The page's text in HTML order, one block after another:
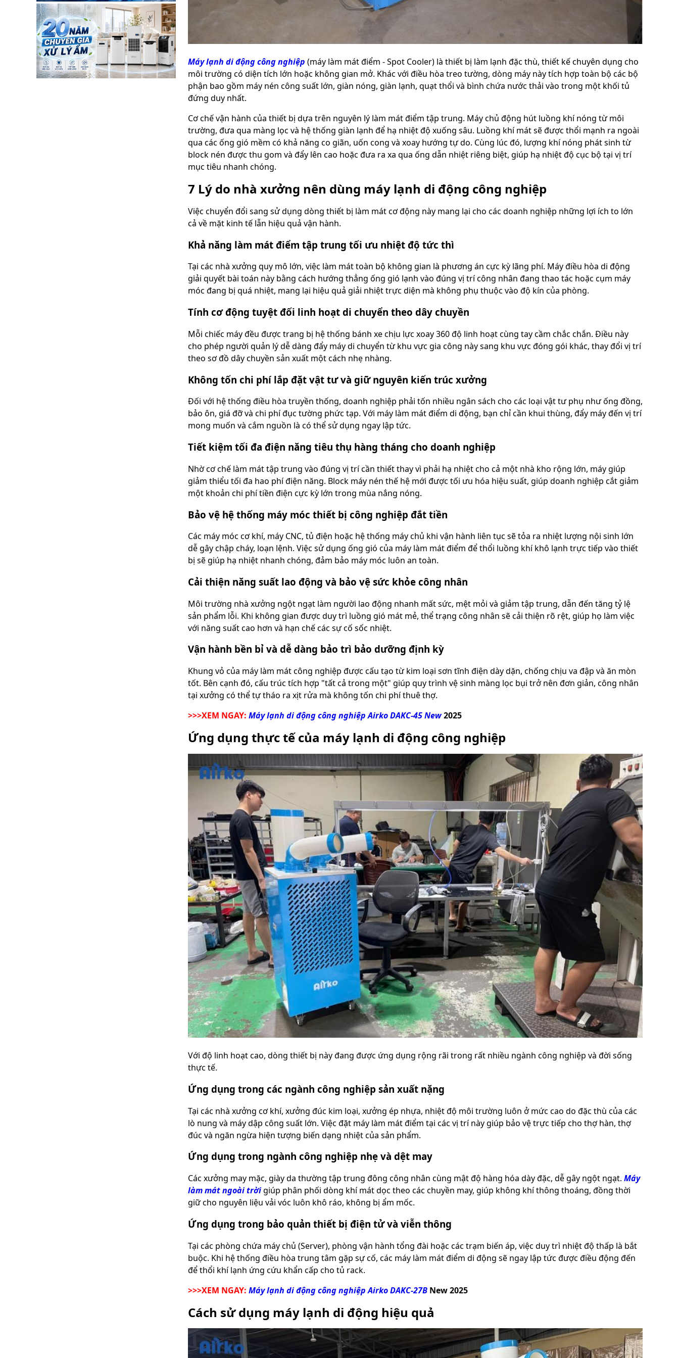
Máy lạnh di động công nghiệp (máy làm mát điểm - Spot Cooler) là thiết bị làm lạnh đặc thù, thiết kế chuyên dụng cho
môi trường có diện tích lớn hoặc không gian mở. Khác với điều hòa treo tường, dòng máy này tích hợp toàn bộ các bộ
phận bao gồm máy nén công suất lớn, giàn nóng, giàn lạnh, quạt thổi và bình chứa nước thải vào trong một khối tủ
đứng duy nhất.
Cơ chế vận hành của thiết bị dựa trên nguyên lý làm mát điểm tập trung. Máy chủ động hút luồng khí nóng từ môi
trường, đưa qua màng lọc và hệ thống giàn lạnh để hạ nhiệt độ xuống sâu. Luồng khí mát sẽ được thổi mạnh ra ngoài
qua các ống gió mềm có khả năng co giãn, uốn cong và xoay hướng tự do. Cùng lúc đó, lượng khí nóng phát sinh từ
block nén được thu gom và đẩy lên cao hoặc đưa ra xa qua ống dẫn nhiệt riêng biệt, giúp hạ nhiệt độ cục bộ tại vị trí
mục tiêu nhanh chóng.
7 Lý do nhà xưởng nên dùng máy lạnh di động công nghiệp
Việc chuyển đổi sang sử dụng dòng thiết bị làm mát cơ động này mang lại cho các doanh nghiệp những lợi ích to lớn
cả về mặt kinh tế lẫn hiệu quả vận hành.
Khả năng làm mát điểm tập trung tối ưu nhiệt độ tức thì
Tại các nhà xưởng quy mô lớn, việc làm mát toàn bộ không gian là phương án cực kỳ lãng phí. Máy điều hòa di động
giải quyết bài toán này bằng cách hướng thẳng ống gió lạnh vào đúng vị trí công nhân đang thao tác hoặc cụm máy
móc đang bị quá nhiệt, mang lại hiệu quả giải nhiệt trực diện mà không phụ thuộc vào độ kín của phòng.
Tính cơ động tuyệt đối linh hoạt di chuyển theo dây chuyền
Mỗi chiếc máy đều được trang bị hệ thống bánh xe chịu lực xoay 360 độ linh hoạt cùng tay cầm chắc chắn. Điều này
cho phép người quản lý dễ dàng đẩy máy di chuyển từ khu vực gia công này sang khu vực đóng gói khác, thay đổi vị trí
theo sơ đồ dây chuyền sản xuất một cách nhẹ nhàng.
Không tốn chi phí lắp đặt vật tư và giữ nguyên kiến trúc xưởng
Đối với hệ thống điều hòa truyền thống, doanh nghiệp phải tốn nhiều ngân sách cho các loại vật tư phụ như ống đồng,
bảo ôn, giá đỡ và chi phí đục tường phức tạp. Với máy làm mát điểm di động, bạn chỉ cần khui thùng, đẩy máy đến vị trí
mong muốn và cắm nguồn là có thể sử dụng ngay lập tức.
Tiết kiệm tối đa điện năng tiêu thụ hàng tháng cho doanh nghiệp
Nhờ cơ chế làm mát tập trung vào đúng vị trí cần thiết thay vì phải hạ nhiệt cho cả một nhà kho rộng lớn, máy giúp
giảm thiểu tối đa hao phí điện năng. Block máy nén thế hệ mới được tối ưu hóa hiệu suất, giúp doanh nghiệp cắt giảm
một khoản chi phí tiền điện cực kỳ lớn trong mùa nắng nóng.
Bảo vệ hệ thống máy móc thiết bị công nghiệp đắt tiền
Các máy móc cơ khí, máy CNC, tủ điện hoặc hệ thống máy chủ khi vận hành liên tục sẽ tỏa ra nhiệt lượng nội sinh lớn
dễ gây chập cháy, loạn lệnh. Việc sử dụng ống gió của máy làm mát điểm để thổi luồng khí khô lạnh trực tiếp vào thiết
bị sẽ giúp hạ nhiệt nhanh chóng, đảm bảo máy móc luôn an toàn.
Cải thiện năng suất lao động và bảo vệ sức khỏe công nhân
Môi trường nhà xưởng ngột ngạt làm người lao động nhanh mất sức, mệt mỏi và giảm tập trung, dẫn đến tăng tỷ lệ
sản phẩm lỗi. Khi không gian được duy trì luồng gió mát mẻ, thể trạng công nhân sẽ cải thiện rõ rệt, giúp họ làm việc
với năng suất cao hơn và hạn chế các sự cố sốc nhiệt.
Vận hành bền bỉ và dễ dàng bảo trì bảo dưỡng định kỳ
Khung vỏ của máy làm mát công nghiệp được cấu tạo từ kim loại sơn tĩnh điện dày dặn, chống chịu va đập và ăn mòn
tốt. Bên cạnh đó, cấu trúc tích hợp "tất cả trong một" giúp quy trình vệ sinh màng lọc bụi trở nên đơn giản, công nhân
tại xưởng có thể tự tháo ra xịt rửa mà không tốn chi phí thuê thợ.
>>>XEM NGAY: Máy lạnh di động công nghiệp Airko DAKC-45 New2025
Ứng dụng thực tế của máy lạnh di động công nghiệp
Với độ linh hoạt cao, dòng thiết bị này đang được ứng dụng rộng rãi trong rất nhiều ngành công nghiệp và đời sống
thực tế.
Ứng dụng trong các ngành công nghiệp sản xuất nặng
Tại các nhà xưởng cơ khí, xưởng đúc kim loại, xưởng ép nhựa, nhiệt độ môi trường luôn ở mức cao do đặc thù của các
lò nung và máy dập công suất lớn. Việc đặt máy làm mát điểm tại các vị trí này giúp bảo vệ trực tiếp cho thợ hàn, thợ
đúc và ngăn ngừa hiện tượng biến dạng nhiệt của sản phẩm.
Ứng dụng trong ngành công nghiệp nhẹ và dệt may
Các xưởng may mặc, giày da thường tập trung đông công nhân cùng mật độ hàng hóa dày đặc, dễ gây ngột ngạt. Máy
làm mát ngoài trờigiúp phân phối dòng khí mát dọc theo các chuyền may, giúp không khí thông thoáng, đồng thời
giữ cho nguyên liệu vải vóc luôn khô ráo, không bị ẩm mốc.
Ứng dụng trong bảo quản thiết bị điện tử và viễn thông
Tại các phòng chứa máy chủ (Server), phòng vận hành tổng đài hoặc các trạm biến áp, việc duy trì nhiệt độ thấp là bắt
buộc. Khi hệ thống điều hòa trung tâm gặp sự cố, các máy làm mát điểm di động sẽ ngay lập tức được điều động đến
để thổi khí lạnh ứng cứu khẩn cấp cho tủ rack.
>>>XEM NGAY: Máy lạnh di động công nghiệp Airko DAKC-27B New 2025
Cách sử dụng máy lạnh di động hiệu quả